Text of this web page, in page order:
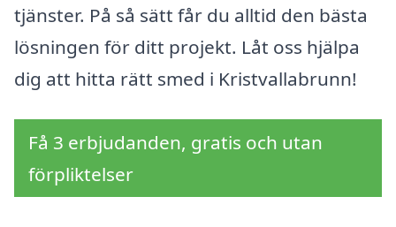
tjänster. På så sätt får du alltid den bästa
lösningen för ditt projekt. Låt oss hjälpa
dig att hitta rätt smed i Kristvallabrunn!
Få 3 erbjudanden, gratis och utan
förpliktelser